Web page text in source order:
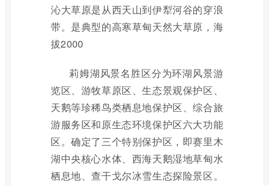
沁大草原是从西天山到伊犁河谷的穿浪
带。是典型的高寒草甸天然大草原，海
拔2000
莉姆湖风景名胜区分为环湖风景游
览区、游牧草原区、生态景观保护区、
天鹅等珍稀鸟类栖息地保护区、综合旅
游服务区和原生态环境保护区六大功能
区。确定了三个特别保护区，即赛里木
湖中央核心水体、西海天鹅湿地草甸水
栖息地、查干戈尔冰雪生态探险景区。